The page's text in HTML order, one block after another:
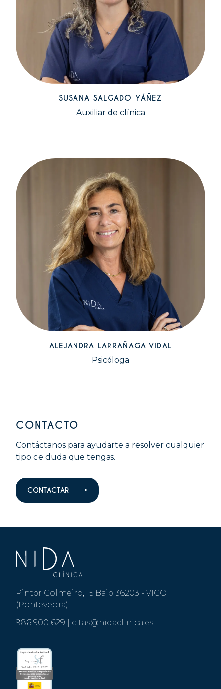
SUSANA SALGADO YÁÑEZ
Auxiliar de clínica
ALEJANDRA LARRAÑAGA VIDAL
Psicóloga
CONTACTO
Contáctanos para ayudarte a resolver cualquier
tipo de duda que tengas.
CONTACTAR
Pintor Colmeiro, 15 Bajo 36203 - VIGO
(Pontevedra)
986 900 629
citas@nidaclinica.es